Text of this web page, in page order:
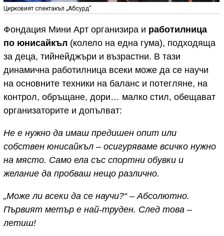
Цирковият спектакъл „Абсурд“
Фондация Мини Арт организира и работилница
по юнисайкъл (колело на една гума), подходяща
за деца, тийнейджъри и възрастни. В тази
динамична работилница всеки може да се научи
на основните техники на баланс и потегляне, на
контрол, обръщане, дори… малко стил, обещават
организаторите и допълват:
Не е нужно да имаш предишен опит или
собствен юнисайкъл – осигуряваме всичко нужно
на място. Само ела със спортни обувки и
желание да пробваш нещо различно.
„Може ли всеки да се научи?“ – Абсолютно.
Първият метър е най-труден. След това –
летиш!